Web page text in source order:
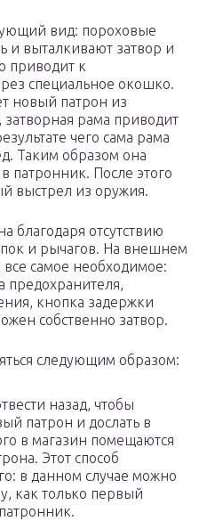
вид: пороховые
и выталкивают затвор и
приводит к
специальное окошко.
новый патрон из
затворная рама приводит
чего сама рама
Таким образом она
патронник. После этого
выстрел из оружия.
благодаря отсутствию
и рычагов. На внешнем
все самое необходимое:
предохранителя,
кнопка задержки
собственно затвор.
следующим образом:
назад, чтобы
патрон и дослать в
в магазин помещаются
Этот способ
в данном случае можно
как только первый